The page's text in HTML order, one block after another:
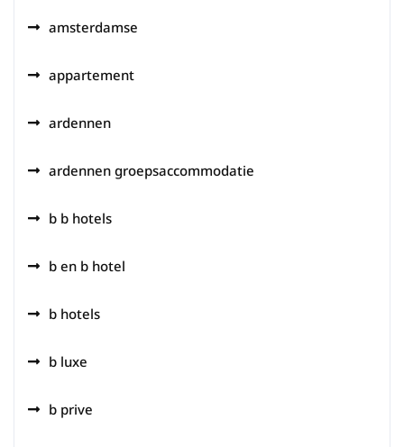
amsterdamse
appartement
ardennen
ardennen groepsaccommodatie
b b hotels
b en b hotel
b hotels
b luxe
b prive